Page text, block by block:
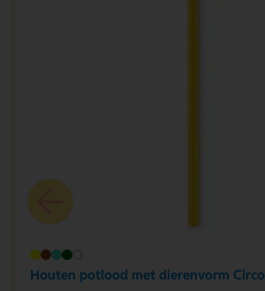
Houten potlood met dierenvorm Circo